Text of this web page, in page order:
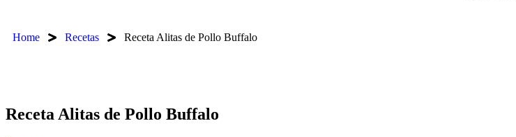
Home Recetas Receta Alitas de Pollo Buffalo
Receta Alitas de Pollo Buffalo